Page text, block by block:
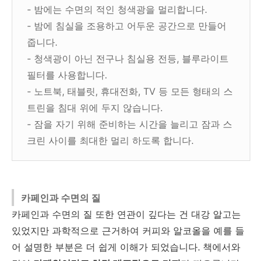
- 밤에는 수면의 적인 청색광을 멀리합니다.
- 밤에 침실을 조용하고 어두운 공간으로 만들어
줍니다.
- 청색광이 아닌 전구나 침실용 전등, 블루라이트
필터를 사용합니다.
- 노트북, 태블릿, 휴대전화, TV 등 모든 형태의 스
트린을 침대 위에 두지 않습니다.
- 잠을 자기 위해 준비하는 시간을 늘리고 잠과 스
크린 사이를 최대한 멀리 하도록 합니다.
카페인과 수면의 질
카페인과 수면의 질 또한 연관이 깊다는 건 대강 알고는
있었지만 과학적으로 근거하여 커피와 알코올을 예를 들
어 설명한 부분은 더 쉽게 이해가 되었습니다. 책에서와